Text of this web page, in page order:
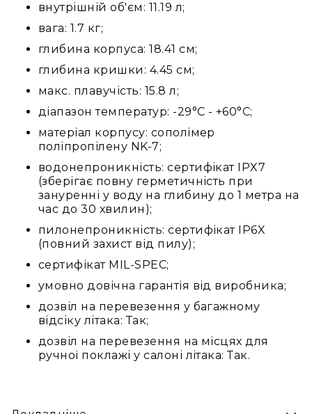
ЦАПи
підсилювачі
Док-
станції
Аксесуари
та
комплектуючі
Світло
Динамічне
світло
Прилади
LED
Прилади
LED
мультиспектральні
Прилади
LED
мултичіпові
Прилади
газоразрядною
лампою
внутрішній об'єм: 11.19 л;
вага: 1.7 кг;
глибина корпуса: 18.41 см;
глибина кришки: 4.45 см;
макс. плавучість: 15.8 л;
діапазон температур: -29°C - +60°C;
матеріал корпусу: сополімер
поліпропілену NK-7;
водонепроникність: сертифікат IPX7
(зберігає повну герметичність при
зануренні у воду на глибину до 1 метра на
час до 30 хвилин);
пилонепроникність: сертифікат IP6X
(повний захист від пилу);
сертифікат MIL-SPEC;
умовно довічна гарантія від виробника;
дозвіл на перевезення у багажному
відсіку літака: Так;
дозвіл на перевезення на місцях для
ручної поклажі у салоні літака: Так.